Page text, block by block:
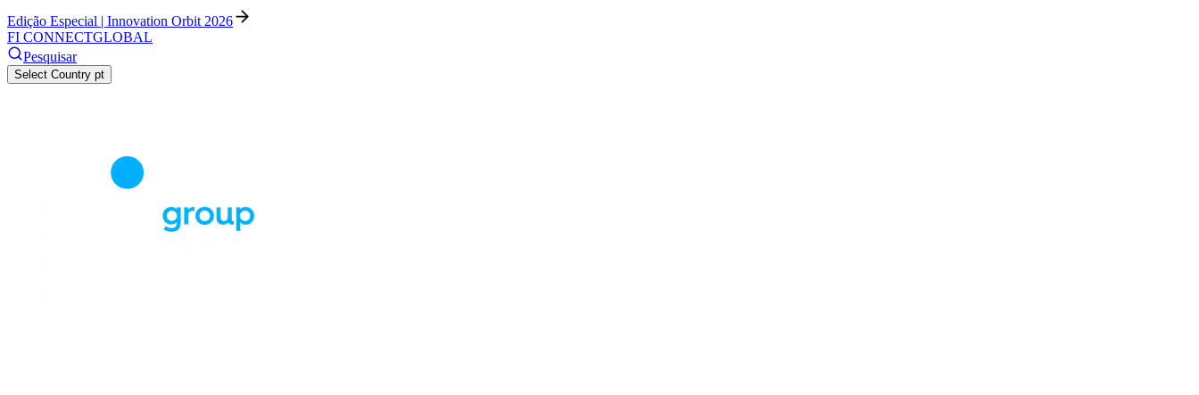
Edição Especial | Innovation Orbit 2026
FI CONNECTGLOBAL
Pesquisar
Select Country pt